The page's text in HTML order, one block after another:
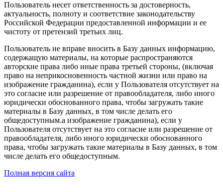
Пользователь несет ответственность за достоверность,
актуальность, полноту и соответствие законодательству
Российской Федерации предоставленной информации и ее
чистоту от претензий третьих лиц.
Пользователь не вправе вносить в Базу данных информацию,
содержащую материалы, на которые распространяются
авторские права либо иные права третьей стороны, (включая
право на неприкосновенность частной жизни или право на
изображение гражданина), если у Пользователя отсутствует на
это согласие или разрешение от правообладателя, либо иного
юридически обоснованного права, чтобы загружать такие
материалы в Базу данных, в том числе делать его
общедоступным.а изображение гражданина), если у
Пользователя отсутствует на это согласие или разрешение от
правообладателя, либо иного юридически обоснованного
права, чтобы загружать такие материалы в Базу данных, в том
числе делать его общедоступным.
Полная версия сайта